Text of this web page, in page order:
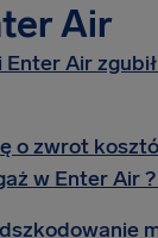
Air
Enter Air
o zwrot
w Enter Air